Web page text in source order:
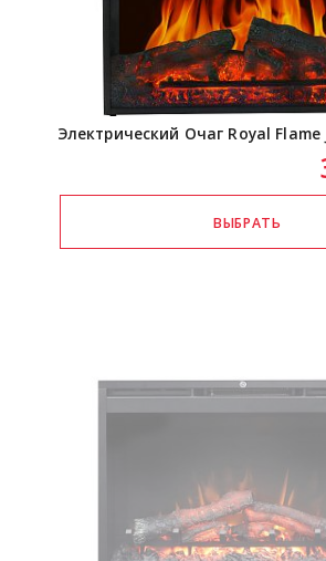
Электрический Очаг Royal Flame